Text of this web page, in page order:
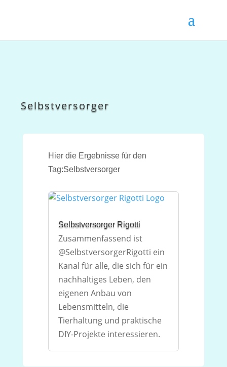
Selbstversorger
Hier die Ergebnisse für den
Tag:Selbstversorger
Selbstversorger Rigotti
Zusammenfassend ist
@SelbstversorgerRigotti ein
Kanal für alle, die sich für ein
nachhaltiges Leben, den
eigenen Anbau von
Lebensmitteln, die
Tierhaltung und praktische
DIY-Projekte interessieren.